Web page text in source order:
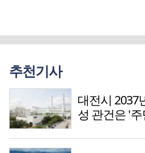
추천기사
대전시 2037
성 관건은 '